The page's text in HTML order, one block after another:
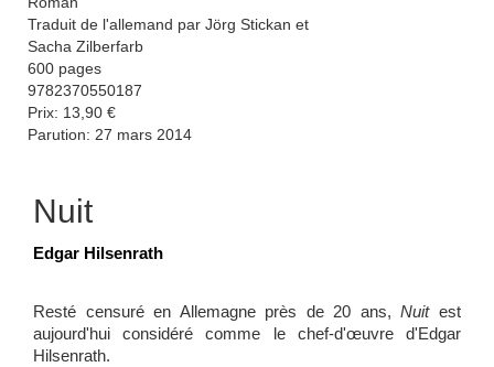
Traduit de l'allemand par Jörg Stickan et
Sacha Zilberfarb
600 pages
9782370550187
Prix: 13,90 €
Parution: 27 mars 2014
Nuit
Edgar Hilsenrath
Resté censuré en Allemagne près de 20 ans,Nuitest
aujourd'hui considéré comme le chef-d'œuvre d'Edgar
Hilsenrath.